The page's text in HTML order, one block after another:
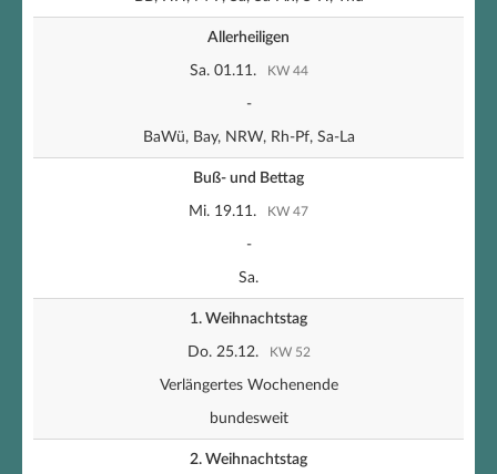
Allerheiligen
Sa. 01.11. KW 44
-
BaWü, Bay, NRW, Rh-Pf, Sa-La
Buß- und Bettag
Mi. 19.11. KW 47
-
Sa.
1. Weihnachtstag
Do. 25.12. KW 52
Verlängertes Wochenende
bundesweit
2. Weihnachtstag